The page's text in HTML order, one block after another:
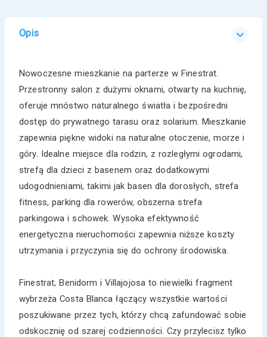
Opis
Nowoczesne mieszkanie na parterze w Finestrat.
Przestronny salon z dużymi oknami, otwarty na kuchnię,
oferuje mnóstwo naturalnego światła i bezpośredni
dostęp do prywatnego tarasu oraz solarium. Mieszkanie
zapewnia piękne widoki na naturalne otoczenie, morze i
góry. Idealne miejsce dla rodzin, z rozległymi ogrodami,
strefą dla dzieci z basenem oraz dodatkowymi
udogodnieniami, takimi jak basen dla dorosłych, strefa
fitness, parking dla rowerów, obszerna strefa
parkingowa i schowek. Wysoka efektywność
energetyczna nieruchomości zapewnia niższe koszty
utrzymania i przyczynia się do ochrony środowiska.
Finestrat, Benidorm i Villajojosa to niewielki fragment
wybrzeża Costa Blanca łączący wszystkie wartości
poszukiwane przez tych, którzy chcą zafundować sobie
odskocznię od szarej codzienności. Czy przylecisz tylko